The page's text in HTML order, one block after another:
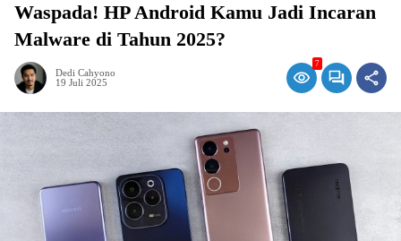
Waspada! HP Android Kamu Jadi Incaran
Malware di Tahun 2025?
Dedi Cahyono
19 Juli 2025
7